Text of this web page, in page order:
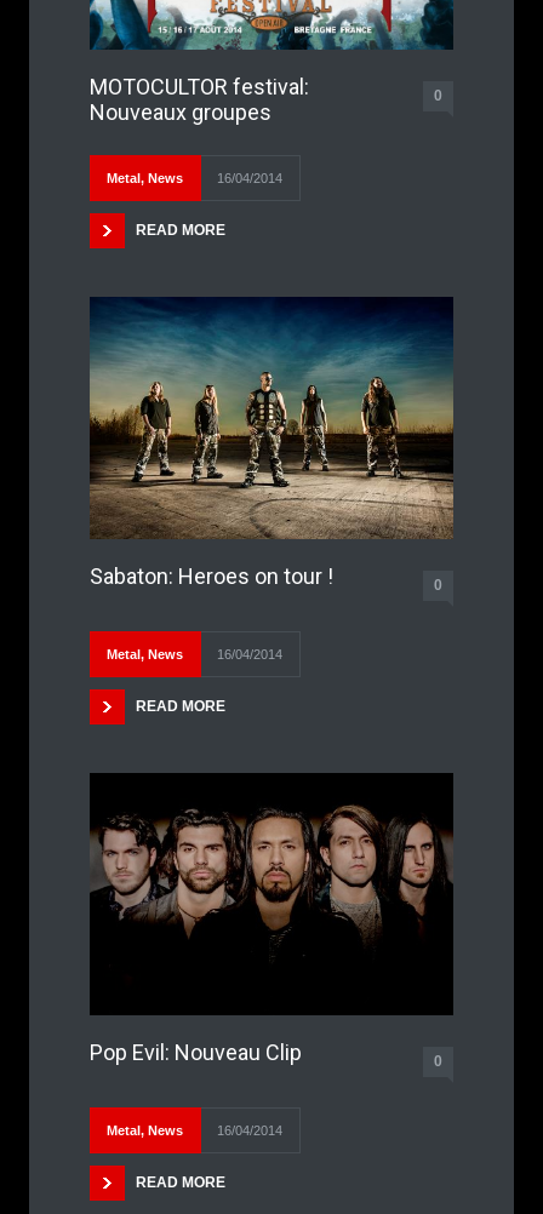
MOTOCULTOR festival:
Nouveaux groupes
0
Metal, News 16/04/2014
READ MORE
Sabaton: Heroes on tour ! 0
Metal, News 16/04/2014
READ MORE
Pop Evil: Nouveau Clip 0
Metal, News 16/04/2014
READ MORE